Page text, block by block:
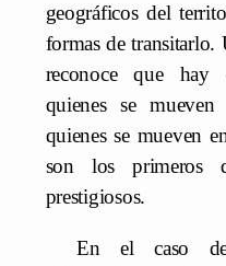
geográficos del
formas de transitarlo.
reconoce que hay
quienes se
quienes se mueven
son los primeros
prestigiosos.
En el caso